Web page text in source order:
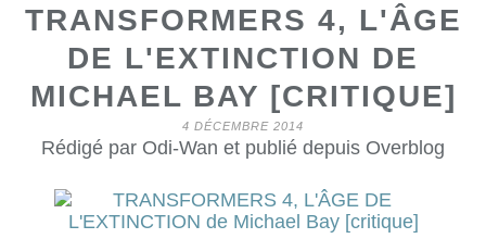
TRANSFORMERS 4, L'ÂGE
DE L'EXTINCTION DE
MICHAEL BAY [CRITIQUE]
4 DÉCEMBRE 2014
Rédigé par Odi-Wan et publié depuis Overblog